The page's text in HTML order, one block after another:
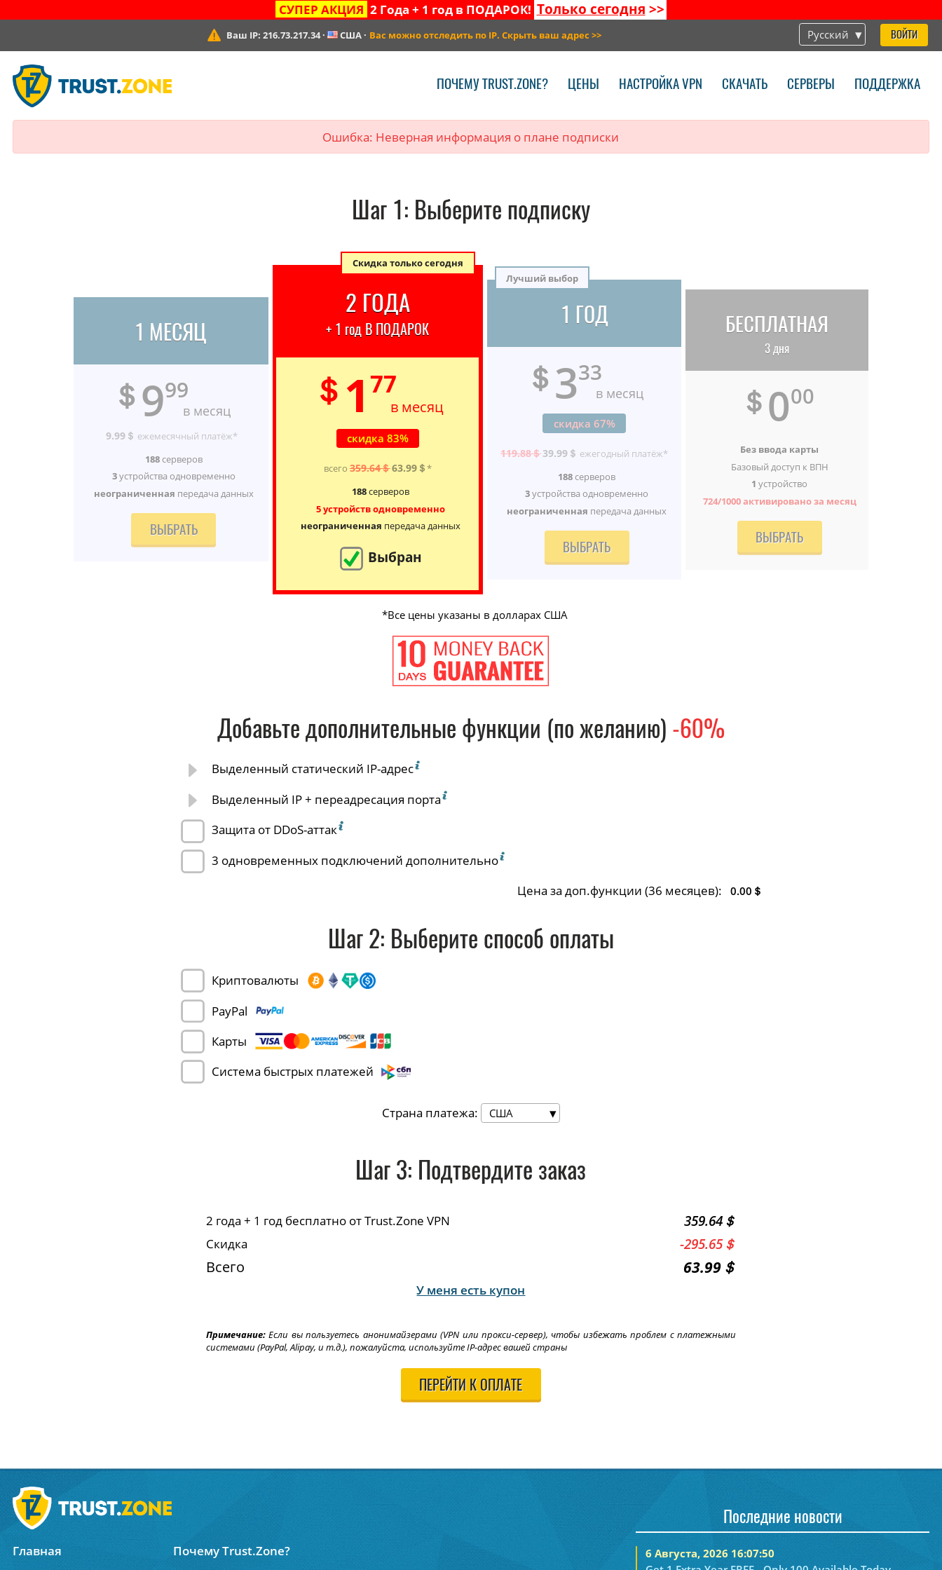
СУПЕР АКЦИЯ 2 Года + 1 год в ПОДАРОК! Только сегодня >>
Русский ВОЙТИ
Ваш IP: 216.73.217.34· США · Вас можно отследить по IP. Скрыть ваш адрес >>
ПОЧЕМУ TRUST.ZONE? ЦЕНЫ НАСТРОЙКА VPN СКАЧАТЬ СЕРВЕРЫ ПОДДЕРЖКА
Ошибка: Неверная информация о плане подписки
Шаг 1 : Выберите подписку
1 МЕСЯЦ
＄999
в месяц
9.99＄ ежемесячный платёж*
188серверов
3устройства одновременно
неограниченная передача данных
ВЫБРАТЬ
Скидка только сегодня
2 ГОДА
+ 1 год В ПОДАРОК
＄ 1 77
в месяц
скидка 83%
всего359.64＄63.99＄*
188серверов
5 устройств одновременно
неограниченная передача данных
Выбран
Лучший выбор
1 ГОД
＄333
в месяц
скидка 67%
119.88＄39.99＄ ежегодный платёж*
188серверов
3устройства одновременно
неограниченная передача данных
ВЫБРАТЬ
БЕСПЛАТНАЯ
3 дня
＄000
Без ввода карты
Базовый доступ к ВПН
1 устройство
724/1000активировано за месяц
ВЫБРАТЬ
*Все цены указаны в долларах США
Добавьте дополнительные функции (по желанию) -60%
Выделенный статический IP-адрес
Выделенный IP + переадресация порта
Защита от DDoS-аттак
3 одновременных подключений дополнительно
Цена за доп.функции (36 месяцев): 0.00＄
Шаг 2: Выберите способ оплаты
Криптовалюты
PayPal
Карты
Система быстрых платежей
Страна платежа: США
Шаг 3: Подтвердите заказ
359.64＄
2 года + 1 год бесплатно от Trust.Zone VPN
-295.65＄
Скидка
63.99＄
Всего
У меня есть купон
Примечание: Если вы пользуетесь анонимайзерами (VPN или прокси-сервер), чтобы избежать проблем с платежными
системами (PayPal, Alipay, и т.д.), пожалуйста, используйте IP-адрес вашей страны
ПЕРЕЙТИ К ОПЛАТЕ
Главная
Почему Trust.Zone?
Последние новости
6 Августа, 2026 16:07:50